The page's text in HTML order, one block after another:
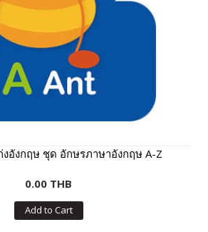
อังกฤษ ชุด อักษรภาษาอังกฤษ A-Z
0.00 THB
Add to Cart